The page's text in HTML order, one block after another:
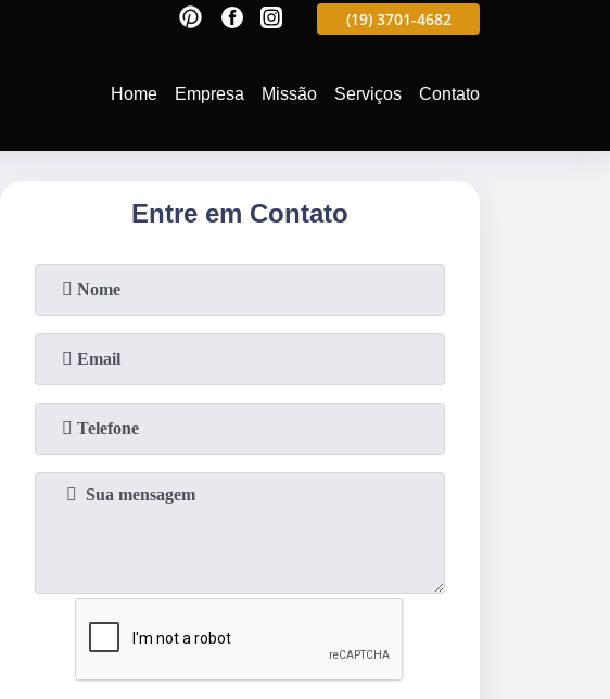
(19) 3701-4988 (19) 3701-4682
Home Empresa Missão Serviços Contato
Entre em Contato